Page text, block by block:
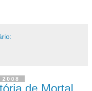
de Mortal